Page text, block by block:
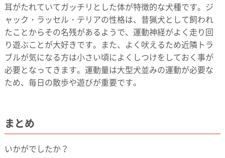
耳がたれていてガッチリとした体が特徴的な犬種です。ジ
ャック・ラッセル・テリアの性格は、昔猟犬として飼われ
たことからその名残があるようで、運動神経がよく走り回
り遊ぶことが大好きです。また、よく吠えるため近隣トラ
ブルが気になる方は小さい頃によくしつけをしておく事が
必要となってきます。運動量は大型犬並みの運動が必要な
ため、毎日の散歩や遊びが重要です。
まとめ
いかがでしたか？